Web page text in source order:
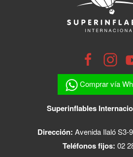
Comprar vía
Superinflables
Dirección: Avenida Ilaló S3-
Teléfonos fijos: 02